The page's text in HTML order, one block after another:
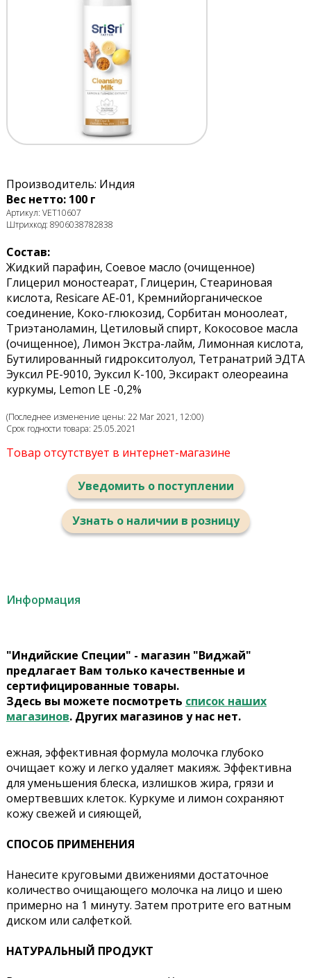
Производитель: Индия
Вес нетто: 100 г
Артикул: VET10607
Штрихкод: 8906038782838
Состав:
Жидкий парафин, Соевое масло (очищенное)
Глицерил моностеарат, Глицерин, Стеариновая
кислота, Resiсаге АЕ-01, Кремнийорганическое
соединение, Коко-глюкозид, Сорбитан моноолеат,
Триэтаноламин, Цетиловый спирт, Кокосовое масла
(очищенное), Лимон Экстра-лайм, Лимонная кислота,
Бутилированный гидрокситолуол, Тетранатрий ЭДТА
Эуксил PE-9010, Эуксил К-100, Эксиракт олеореаина
куркумы, Lemon LE -0,2%
(Последнее изменение цены: 22 Mar 2021, 12:00)
Срок годности товара: 25.05.2021
Товар отсутствует в интернет-магазине
Уведомить о поступлении
Узнать о наличии в розницу
Информация
"Индийские Специи" - магазин "Виджай"
предлагает Вам только качественные и
сертифицированные товары.
Здесь вы можете посмотреть список наших
магазинов. Других магазинов у нас нет.
ежная, эффективная формула молочка глубоко
очищает кожу и легко удаляет макияж. Эффективна
для уменьшения блеска, излишков жира, грязи и
омертвевших клеток. Куркуме и лимон сохраняют
кожу свежей и сияющей,
СПОСОБ ПРИМЕНЕНИЯ
Нанесите круговыми движениями достаточное
количество очищающего молочка на лицо и шею
примерно на 1 минуту. Затем протрите его ватным
диском или салфеткой.
НАТУРАЛЬНЫЙ ПРОДУКТ